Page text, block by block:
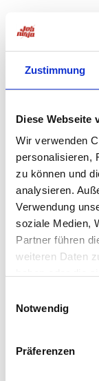
Zustimmung
Diese Webseite
Wir verwenden
personalisieren,
zu können und
analysieren.
Verwendung
soziale Medien,
Partner führen
weiteren Daten
Notwendig
Präferenzen
loading